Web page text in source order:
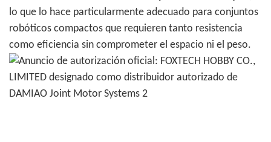
lo que lo hace particularmente adecuado para conjuntos
robóticos compactos que requieren tanto resistencia
como eficiencia sin comprometer el espacio ni el peso.